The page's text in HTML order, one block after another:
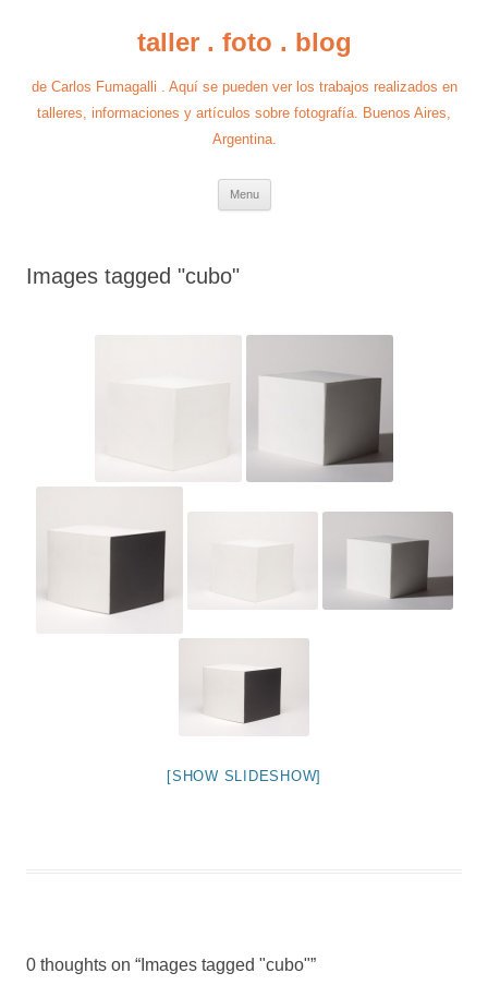
taller . foto . blog
de Carlos Fumagalli . Aquí se pueden ver los trabajos realizados en
talleres, informaciones y artículos sobre fotografía. Buenos Aires,
Argentina.
Menu
Images tagged "cubo"
[SHOW SLIDESHOW]
0 thoughts on “ Images tagged "cubo"”